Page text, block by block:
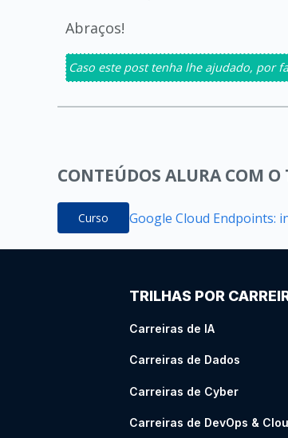
Abraços!
Caso este post tenha lhe ajudado, por
CONTEÚDOS ALURA COM O
Curso Google Cloud Endpoints:
TRILHAS POR
Carreiras de IA
Carreiras de Dados
Carreiras de Cyber
Carreiras de DevOps &